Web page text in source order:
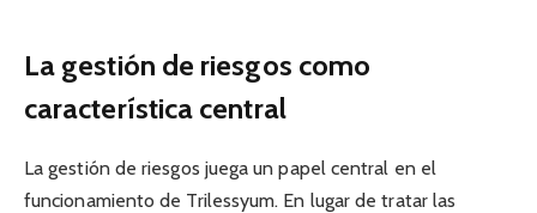
La gestión de riesgos como
característica central
La gestión de riesgos juega un papel central en el
funcionamiento de Trilessyum. En lugar de tratar las